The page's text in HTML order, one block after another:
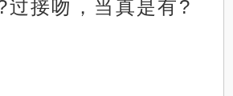
过接吻，当真是有?